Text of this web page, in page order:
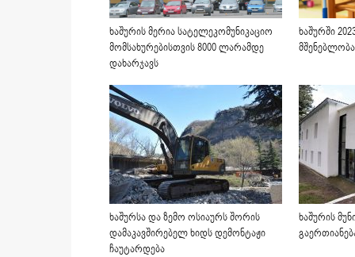
ხაშურის მერია სატელეკომუნიკაციო
მომსახურებისთვის 8000 ლარამდე
დახარჯავს
ხაშურში
ხაშურსა და ზემო ოსიაურს შორის
დამაკავშირებელ ხიდს დემონტაჟი
ჩაუტარდება
ხაშურის